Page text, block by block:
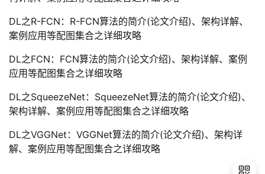
DL之R-FCN：R-FCN算法的简介(论文介绍)、架构详解、
案例应用等配图集合之详细攻略
DL之FCN：FCN算法的简介(论文介绍)、架构详解、案例
应用等配图集合之详细攻略
DL之SqueezeNet：SqueezeNet算法的简介(论文介绍)、
架构详解、案例应用等配图集合之详细攻略
DL之VGGNet：VGGNet算法的简介(论文介绍)、架构详
解、案例应用等配图集合之详细攻略